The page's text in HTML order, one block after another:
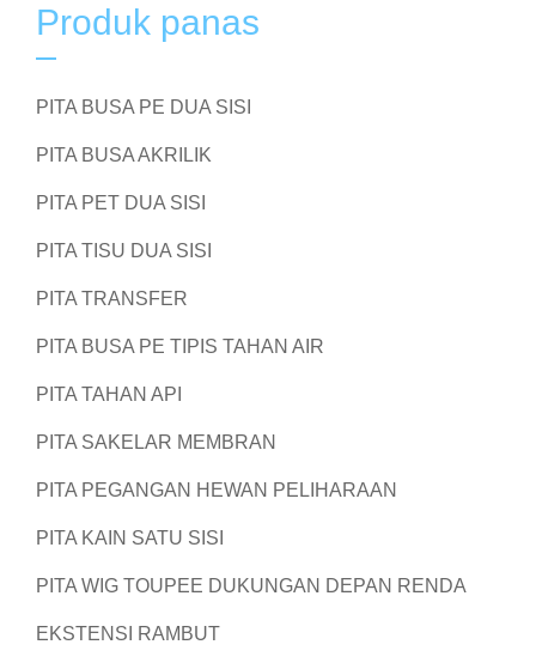
Produk panas
PITA BUSA PE DUA SISI
PITA BUSA AKRILIK
PITA PET DUA SISI
PITA TISU DUA SISI
PITA TRANSFER
PITA BUSA PE TIPIS TAHAN AIR
PITA TAHAN API
PITA SAKELAR MEMBRAN
PITA PEGANGAN HEWAN PELIHARAAN
PITA KAIN SATU SISI
PITA WIG TOUPEE DUKUNGAN DEPAN RENDA
EKSTENSI RAMBUT